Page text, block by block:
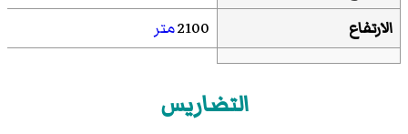
الارتفاع
2100متر
التضاريس